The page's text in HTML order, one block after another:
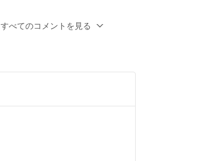
すべてのコメントを見る